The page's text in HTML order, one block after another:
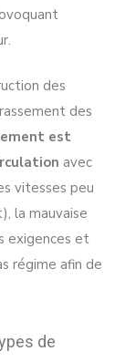
des
des
est
avec
vitesses peu
la mauvaise
exigences et
régime afin de
de